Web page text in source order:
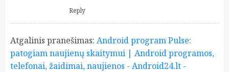
Reply
Atgalinis pranešimas: Android program Pulse:
patogiam naujienų skaitymui | Android programos,
telefonai, žaidimai, naujienos - Android24.lt -